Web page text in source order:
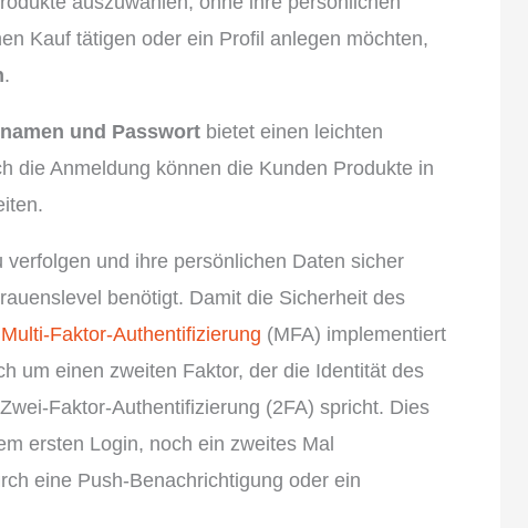
Kauf tätigen oder ein Profil anlegen möchten,
.
und Passwort bietet einen leichten
die Anmeldung können die Kunden Produkte in
und ihre persönlichen Daten sicher
benötigt. Damit die Sicherheit des
Multi-Faktor-Authentifizierung (MFA) implementiert
um einen zweiten Faktor, der die Identität des
Faktor-Authentifizierung (2FA) spricht. Dies
ersten Login, noch ein zweites Mal
eine Push-Benachrichtigung oder ein